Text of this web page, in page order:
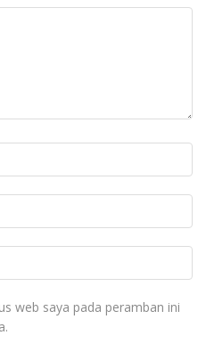
web saya pada peramban ini